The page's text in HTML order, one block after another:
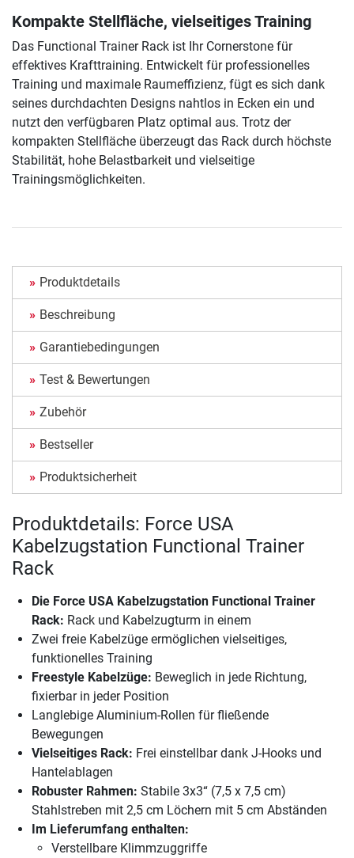
Kompakte Stellfläche, vielseitiges Training
Das Functional Trainer Rack ist Ihr Cornerstone für
effektives Krafttraining. Entwickelt für professionelles
Training und maximale Raumeffizienz, fügt es sich dank
seines durchdachten Designs nahtlos in Ecken ein und
nutzt den verfügbaren Platz optimal aus. Trotz der
kompakten Stellfläche überzeugt das Rack durch höchste
Stabilität, hohe Belastbarkeit und vielseitige
Trainingsmöglichkeiten.
Produktdetails
Beschreibung
Garantiebedingungen
Test & Bewertungen
Zubehör
Bestseller
Produktsicherheit
Produktdetails: Force USA
Kabelzugstation Functional Trainer
Rack
Die Force USA Kabelzugstation Functional Trainer
Rack: Rack und Kabelzugturm in einem
Zwei freie Kabelzüge ermöglichen vielseitiges,
funktionelles Training
Freestyle Kabelzüge: Beweglich in jede Richtung,
fixierbar in jeder Position
Langlebige Aluminium-Rollen für fließende
Bewegungen
Vielseitiges Rack: Frei einstellbar dank J-Hooks und
Hantelablagen
Robuster Rahmen: Stabile 3x3“ (7,5 x 7,5 cm)
Stahlstreben mit 2,5 cm Löchern mit 5 cm Abständen
Im Lieferumfang enthalten:
Verstellbare Klimmzuggriffe